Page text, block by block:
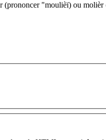
(prononcer "moulièï) ou